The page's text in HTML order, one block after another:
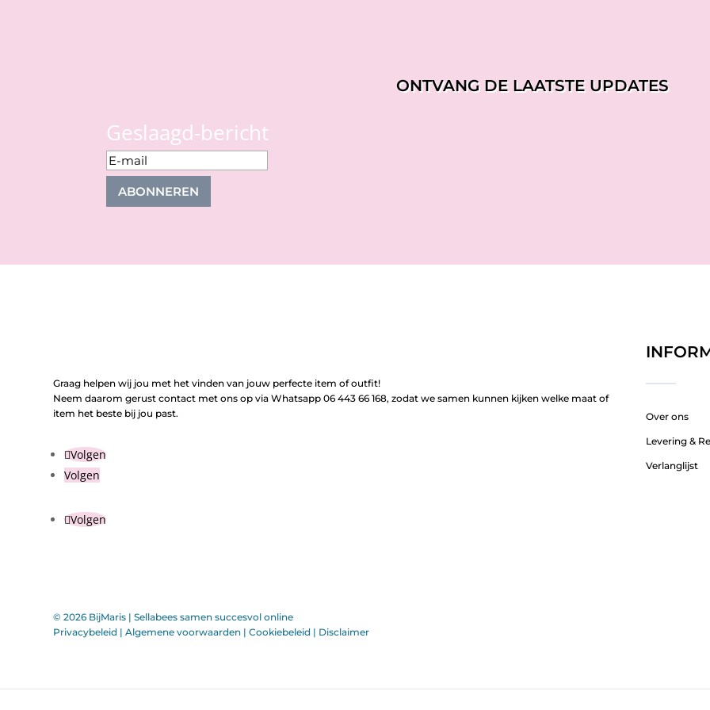
ONTVANG DE LAATSTE UPDATES
Geslaagd-bericht
ABONNEREN
Graag helpen wij jou met het vinden van jouw perfecte item of outfit!
Neem daarom gerust contact met ons op via Whatsapp 06 443 66 168, zodat we samen kunnen kijken welke maat of
item het beste bij jou past.
Volgen
Volgen
Volgen
Over ons
Levering &
Verlanglijst
© 2026 BijMaris |Sellabees samen succesvol online
Privacybeleid |Algemene voorwaarden |Cookiebeleid | Disclaimer